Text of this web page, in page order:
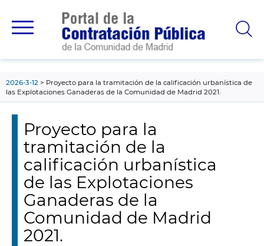
principal
2026-3-12
Proyecto para la tramitación de la calificación urbanística de
las Explotaciones Ganaderas de la Comunidad de Madrid 2021.
Proyecto para la
tramitación de la
calificación urbanística
de las Explotaciones
Ganaderas de la
Comunidad de Madrid
2021.